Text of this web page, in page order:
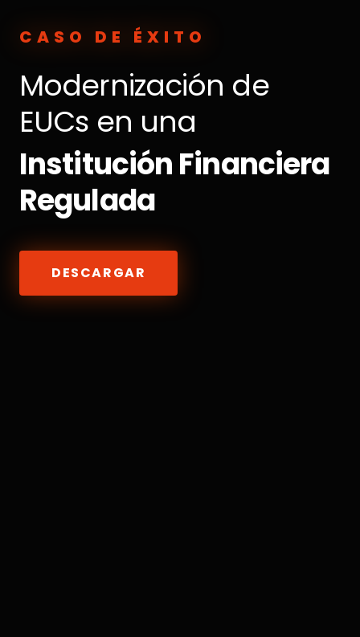
CASO DE ÉXITO
Modernización de
EUCs en una
Institución Financiera
Regulada
DESCARGAR